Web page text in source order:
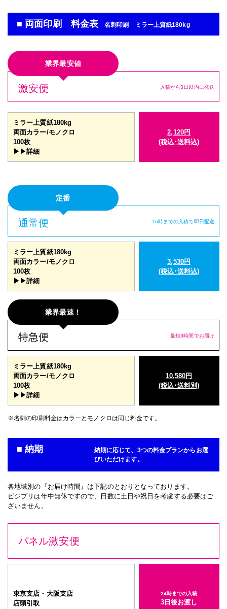
■ 両面印刷 料金表 名刺印刷 ミラー上質紙180kg
激安便 入稿から3日以内に発送
業界最安値
ミラー上質紙180kg
両面カラー/モノクロ
100枚
▶▶詳細
2,120円
(税込･送料込)
通常便 16時までの入稿で即日配送
定番
ミラー上質紙180kg
両面カラー/モノクロ
100枚
▶▶詳細
3,530円
(税込･送料込)
特急便 最短3時間でお届け
業界最速！
ミラー上質紙180kg
両面カラー/モノクロ
100枚
▶▶詳細
10,580円
(税込･送料別)
※名刺の印刷料金はカラーとモノクロは同じ料金です。
■ 納期
納期に応じて、3つの料金プランからお選
びいただけます。
各地域別の『お届け時間』は下記のとおりとなっております。
ビジプリは年中無休ですので、日数に土日や祝日を考慮する必要はご
ざいません。
パネル激安便
東京支店・大阪支店
店頭引取
24時までの入稿
3日後お渡し